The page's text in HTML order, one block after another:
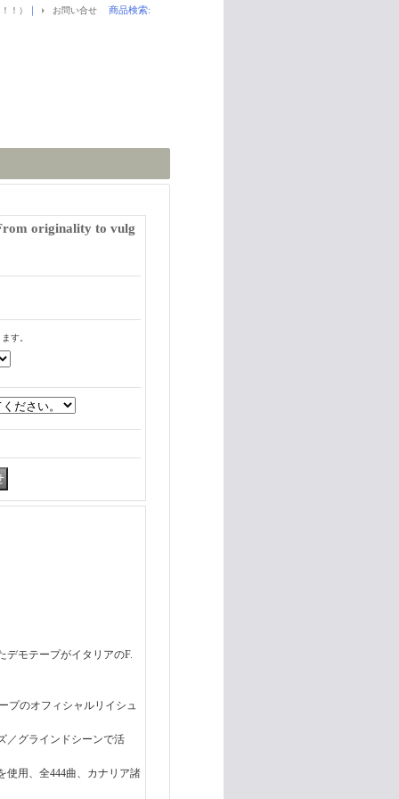
！） ｜ お問い合せ 商品検索:
originality to vulg
す。
デモテープがイタリアのF.
プのオフィシャルリイシュ
／グラインドシーンで活
使用、全444曲、カナリア諸